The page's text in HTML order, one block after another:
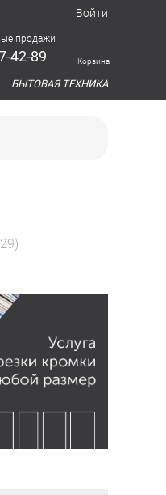
Войти
продажи
42-89 Корзина
БЫТОВАЯ ТЕХНИКА